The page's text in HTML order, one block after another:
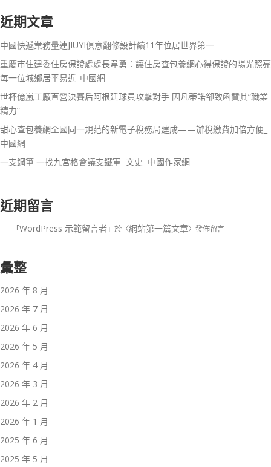
近期文章
中國快遞業務量連JIUYI俱意翻修設計續11年位居世界第一
重慶市住建委住房保證處處長韋勇：讓住房查包養網心得保證的陽光照亮
每一位城鄉居平易近_中國網
世杯億嵐工廠直營決賽后阿根廷球員攻擊對手 因凡蒂諾卻致函贊其“職業
精力”
甜心查包養網全國同一規范的新電子稅務局建成——辦稅繳費加倍方便_
中國網
一支鋼筆 一找九宮格會議支鐵軍–文史–中國作家網
近期留言
「WordPress 示範留言者」於〈網站第一篇文章〉發佈留言
彙整
2026 年 8 月
2026 年 7 月
2026 年 6 月
2026 年 5 月
2026 年 4 月
2026 年 3 月
2026 年 2 月
2026 年 1 月
2025 年 6 月
2025 年 5 月